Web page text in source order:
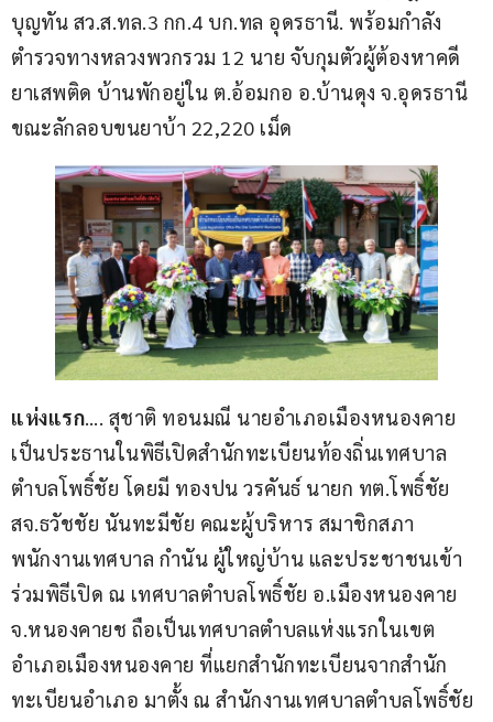
บุญทัน สว.ส.ทล.3 กก.4 บก.ทล อุดรธานี. พร้อมกำลัง
ตำรวจทางหลวงพวกรวม 12 นาย จับกุมตัวผู้ต้องหาคดี
ยาเสพติด บ้านพักอยู่ใน ต.อ้อมกอ อ.บ้านดุง จ.อุดรธานี
ขณะลักลอบขนยาบ้า 22,220 เม็ด
แห่งแรก…. สุชาติ ทอนมณี นายอำเภอเมืองหนองคาย
เป็นประธานในพิธีเปิดสำนักทะเบียนท้องถิ่นเทศบาล
ตำบลโพธิ์ชัย โดยมี ทองปน วรคันธ์ นายก ทต.โพธิ์ชัย
สจ.ธวัชชัย นันทะมีชัย คณะผู้บริหาร สมาชิกสภา
พนักงานเทศบาล กำนัน ผู้ใหญ่บ้าน และประชาชนเข้า
ร่วมพิธีเปิด ณ เทศบาลตำบลโพธิ์ชัย อ.เมืองหนองคาย
จ.หนองคายช ถือเป็นเทศบาลตำบลแห่งแรกในเขต
อำเภอเมืองหนองคาย ที่แยกสำนักทะเบียนจากสำนัก
ทะเบียนอำเภอ มาตั้ง ณ สำนักงานเทศบาลตำบลโพธิ์ชัย